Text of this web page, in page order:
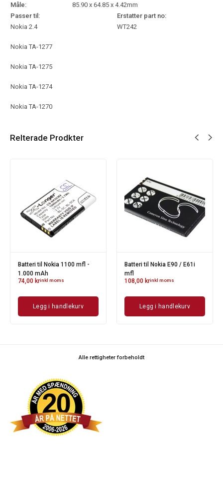
Måle:
85.90 x 64.85 x 4.42mm
Passer til:
Erstatter part no:
Nokia 2.4
Nokia TA-1277
Nokia TA-1275
Nokia TA-1274
Nokia TA-1270
WT242
Relterade Prodkter
Batteri til Nokia 1100 mfl -
1.000 mAh
74,00 krinkl moms
Legg i handlekurv
Batteri til Nokia E90 / E61i
mfl
108,00 krinkl moms
Legg i handlekurv
Alle rettigheter forbeholdt